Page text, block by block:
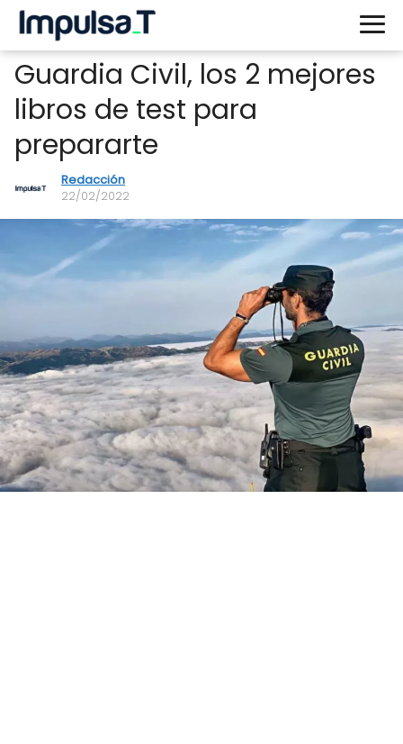
Guardia Civil, los 2 mejores
libros de test para
prepararte
Redacción
22/02/2022